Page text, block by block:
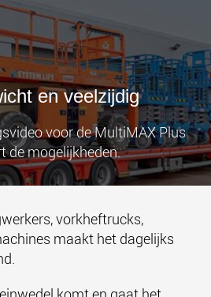
en veelzijdig
voor de MultiMAX Plus
de mogelijkheden.
vorkheftrucks,
maakt het dagelijks